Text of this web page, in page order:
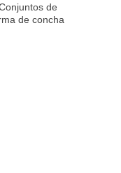
de
de concha